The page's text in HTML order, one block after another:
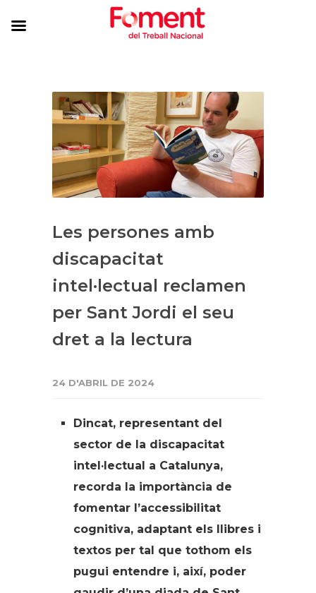
Les persones amb
discapacitat
intel·lectual reclamen
per Sant Jordi el seu
dret a la lectura
24 D'ABRIL DE 2024
Dincat, representant del
sector de la discapacitat
intel·lectual a Catalunya,
recorda la importància de
fomentar l’accessibilitat
cognitiva, adaptant els llibres i
textos per tal que tothom els
pugui entendre i, així, poder